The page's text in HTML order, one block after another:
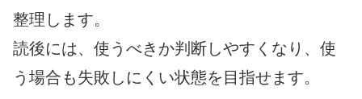
整理します。
読後には、使うべきか判断しやすくなり、使
う場合も失敗しにくい状態を目指せます。